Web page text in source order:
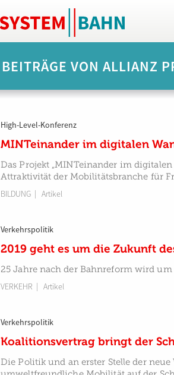
BEITRÄGE VON ALLIANZ
High-Level-Konferenz
MINTeinander im digitalen
Das Projekt „MINTeinander im
Attraktivität der Mobilitätsbranche für
BILDUNG | Artikel
Verkehrspolitik
2019 geht es um die Zukunft
25 Jahre nach der Bahnreform wird
VERKEHR | Artikel
Verkehrspolitik
Koalitionsvertrag bringt der
Die Politik und an erster Stelle der